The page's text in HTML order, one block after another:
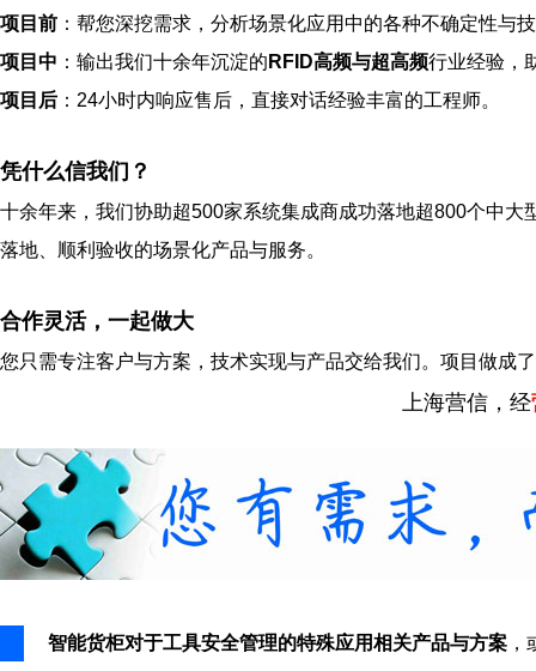
项目前 ：帮您深挖需求，分析场景化应用中的各种不确定性与
项目中 ：输出我们十余年沉淀的 RFID高频与超高频行业经验，
项目后 ：24小时内响应售后，直接对话经验丰富的工程师。
凭什么信我们？
十余年来，我们协助超500家系统集成商成功落地超800个中大
落地、顺利验收的场景化产品与服务。
合作灵活，一起做大
您只需专注客户与方案，技术实现与产品交给我们。项目做成
上海营信，经
智能货柜对于工具安全管理的特殊应用相关产品与方案